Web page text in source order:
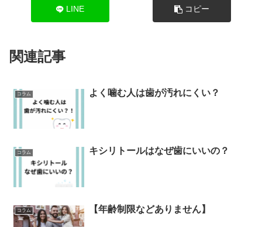
LINE コピー
関連記事
コラム よく噛む人は歯が汚れにくい？
コラム キシリトールはなぜ歯にいいの？
コラム 【年齢制限などありません】